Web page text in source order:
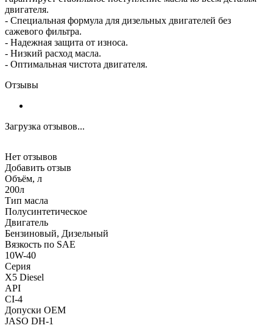
двигателя.
- Специальная формула для дизельных двигателей без
сажевого фильтра.
- Надежная защита от износа.
- Низкий расход масла.
- Оптимальная чистота двигателя.
Отзывы
Загрузка отзывов...
Нет отзывов
Добавить отзыв
Объём, л
200л
Тип масла
Полусинтетическое
Двигатель
Бензиновый, Дизельный
Вязкость по SAE
10W-40
Серия
X5 Diesel
API
CI-4
Допуски OEM
JASO DH-1